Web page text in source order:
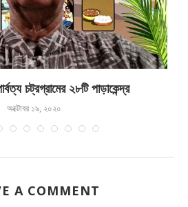
চট্রগ্রামের ২৮টি পাড়াকেন্দ্র
অক্টোবর ১৯, ২০২০
A COMMENT